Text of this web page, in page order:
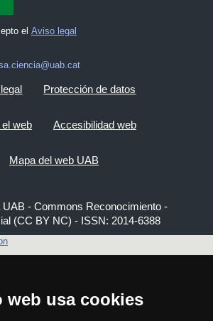
web usa cookies
el Aviso legal
Protección de datos
web Accesibilidad web
Mapa del web UAB
UAB - Commons Reconocimiento -
(CC BY NC) - ISSN: 2014-6388